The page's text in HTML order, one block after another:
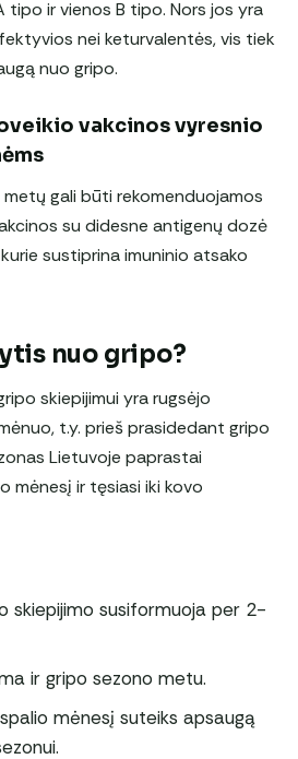
tipo ir vienos B tipo. Nors jos yra
nei keturvalentės, vis tiek
nuo gripo.
vakcinos vyresnio
gali būti rekomenduojamos
su didesne antigenų dozė
sustiprina imuninio atsako
nuo gripo?
skiepijimui yra rugsėjo
t.y. prieš prasidedant gripo
Lietuvoje paprastai
mėnesį ir tęsiasi iki kovo
skiepijimo susiformuoja per 2-
ir gripo sezono metu.
mėnesį suteiks apsaugą